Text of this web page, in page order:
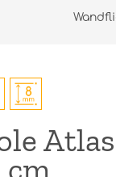
cm